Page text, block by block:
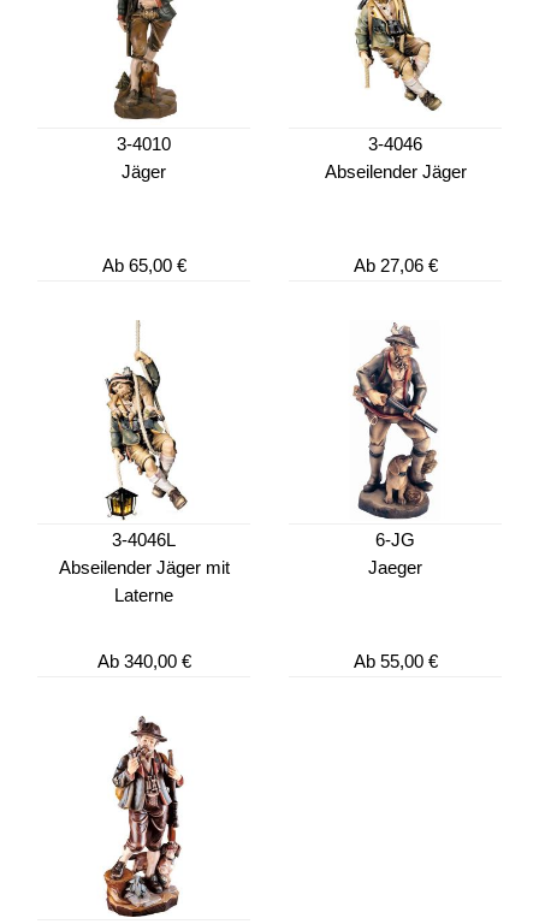
3-4010
Jäger
Ab65,00 €
3-4046
Abseilender Jäger
Ab27,06 €
3-4046L
Abseilender Jäger mit
Laterne
Ab340,00 €
6-JG
Jaeger
Ab55,00 €